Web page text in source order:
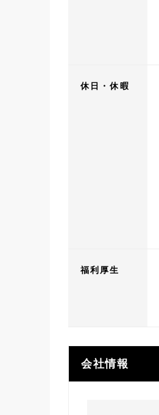
休日・休暇
福利厚生
会社情報